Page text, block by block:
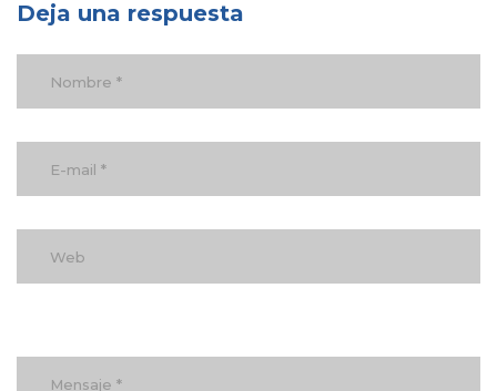
Deja una respuesta